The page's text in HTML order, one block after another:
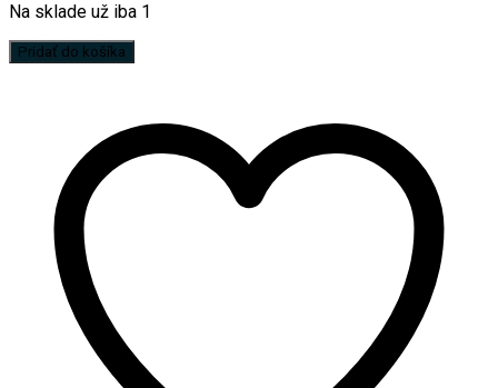
Na sklade už iba 1
množstvo
Špirálový
Strieborný
Pridať do košíka